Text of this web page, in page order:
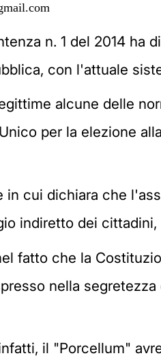
n. 1 del 2014 ha
con l'attuale
alcune delle
per la elezione
in cui dichiara che
indiretto dei
fatto che la
nella
il "Porcellum"